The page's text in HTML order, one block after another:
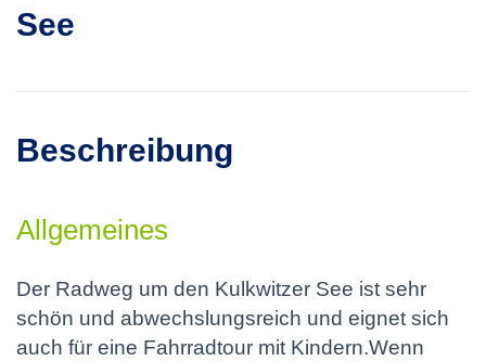
See
Beschreibung
Allgemeines
Der Radweg um den Kulkwitzer See ist sehr
schön und abwechslungsreich und eignet sich
auch für eine Fahrradtour mit Kindern.Wenn